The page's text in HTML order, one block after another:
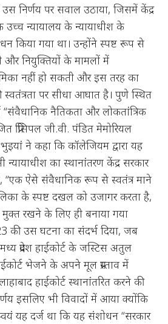
निर्णय पर सवाल उठाया, जिसमें केंद्र
न्यायालय के न्यायाधीश के
किया गया था। उन्होंने स्पष्ट रूप से
नियुक्तियों के मामलों में
नहीं हो सकती और इस तरह का
स्वतंत्रता पर सीधा आघात है। पुणे स्थित
नैतिकता और लोकतांत्रिक
प्रिंसिपल जी.वी. पंडित मेमोरियल
ने कहा कि कॉलेजियम द्वारा यह
न्यायाधीश का स्थानांतरण केंद्र सरकार
“एक ऐसे संवैधानिक रूप से स्वतंत्र माने
के स्पष्ट दखल को उजागर करता है,
मुक्त रखने के लिए ही बनाया गया
की उस घटना का संदर्भ दिया, जब
प्रदेश हाईकोर्ट के जस्टिस अतुल
भेजने के अपने मूल प्रस्ताव में
हाईकोर्ट स्थानांतरित करने की
इसलिए भी विवादों में आया क्योंकि
यह दर्ज था कि यह संशोधन “सरकार